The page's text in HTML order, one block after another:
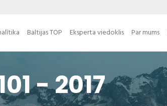
Baltijas TOP Eksperta viedoklis Par mums
- 2017